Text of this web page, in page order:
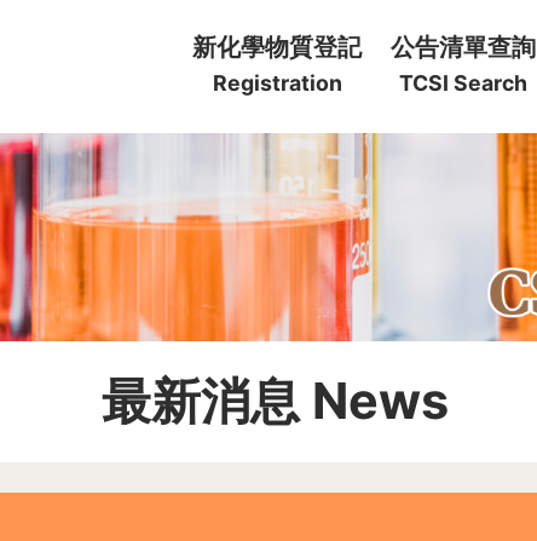
新化學物質登記
Registration
公告清單查詢
TCSI Search
最新消息 News